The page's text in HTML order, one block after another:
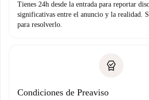
Tienes 24h desde la entrada para reportar
significativas entre el anuncio y la realidad.
para resolverlo.
Condiciones de Preaviso